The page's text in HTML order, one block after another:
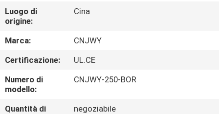
NOI
GIRO
DELLA
FABBRICA
CONTROLLO
Luogo di
origine:
Cina
Marca:
CNJWY
Certificazione:
UL.CE
Numero di
modello:
CNJWY-250-BOR
Quantità di
negoziabile